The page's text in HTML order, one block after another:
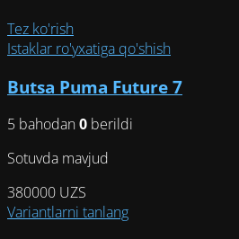
несколько
Опции
выбрать
Tez ko'rish
Istaklar ro'yxatiga qo'shish
Butsa Puma Future 7
5 bahodan0 berildi
Sotuvda mavjud
380000 UZS
Variantlarni tanlangЭтот